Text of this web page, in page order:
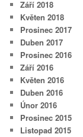
Září 2018
Květen 2018
Prosinec 2017
Duben 2017
Prosinec 2016
Září 2016
Květen 2016
Duben 2016
Únor 2016
Prosinec 2015
Listopad 2015